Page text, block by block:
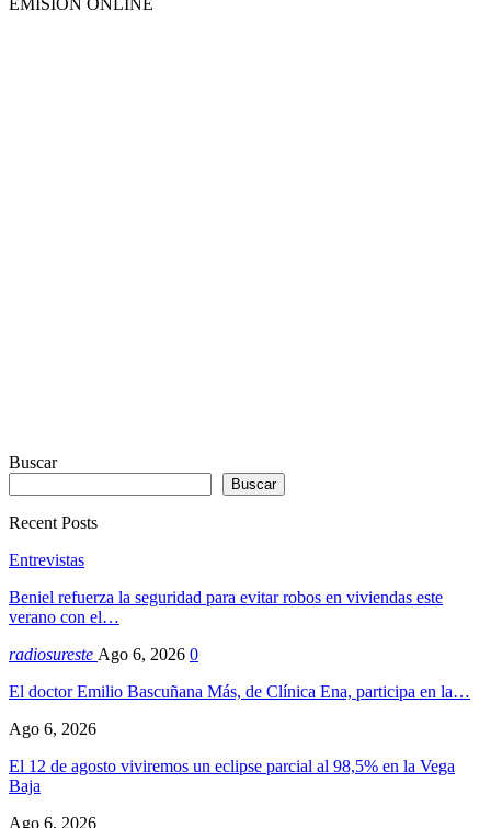
Buscar
Buscar
Recent Posts
Entrevistas
Beniel refuerza la seguridad para evitar robos en viviendas este
verano con el…
radiosureste Ago 6, 2026 0
El doctor Emilio Bascuñana Más, de Clínica Ena, participa en la…
Ago 6, 2026
El 12 de agosto viviremos un eclipse parcial al 98,5% en la Vega
Baja
Ago 6, 2026